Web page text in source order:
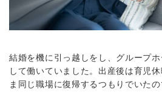
結婚を機に引っ越しをし、グループ
して働いていました。出産後は育児
ま同じ職場に復帰するつもりでいたの